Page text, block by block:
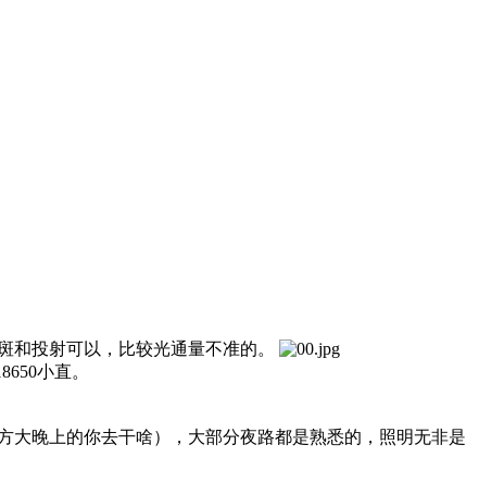
和投射可以，比较光通量不准的。
小直。
大晚上的你去干啥），大部分夜路都是熟悉的，照明无非是